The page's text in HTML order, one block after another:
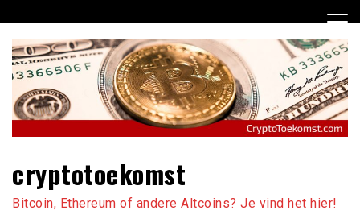
naar
inhoud
cryptotoekomst
Bitcoin, Ethereum of andere Altcoins? Je vind het hier!